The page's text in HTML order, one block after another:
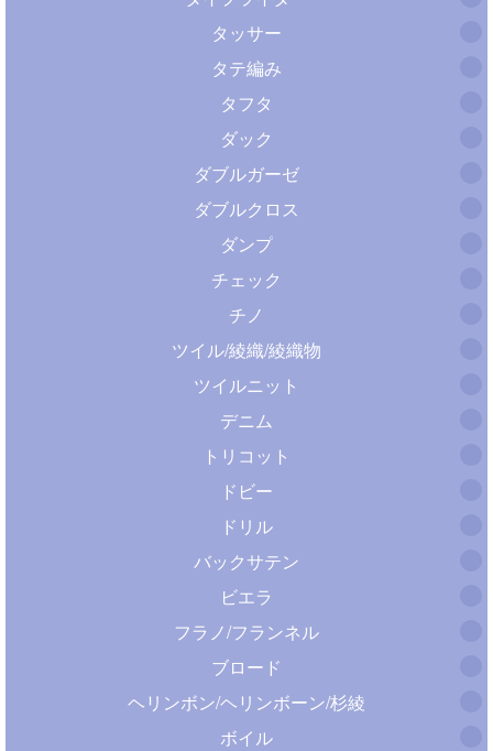
タッサー
タテ編み
タフタ
ダック
ダブルガーゼ
ダブルクロス
ダンプ
チェック
チノ
ツイル/綾織/綾織物
ツイルニット
デニム
トリコット
ドビー
ドリル
バックサテン
ビエラ
フラノ/フランネル
ブロード
ヘリンボン/ヘリンボーン/杉綾
ボイル